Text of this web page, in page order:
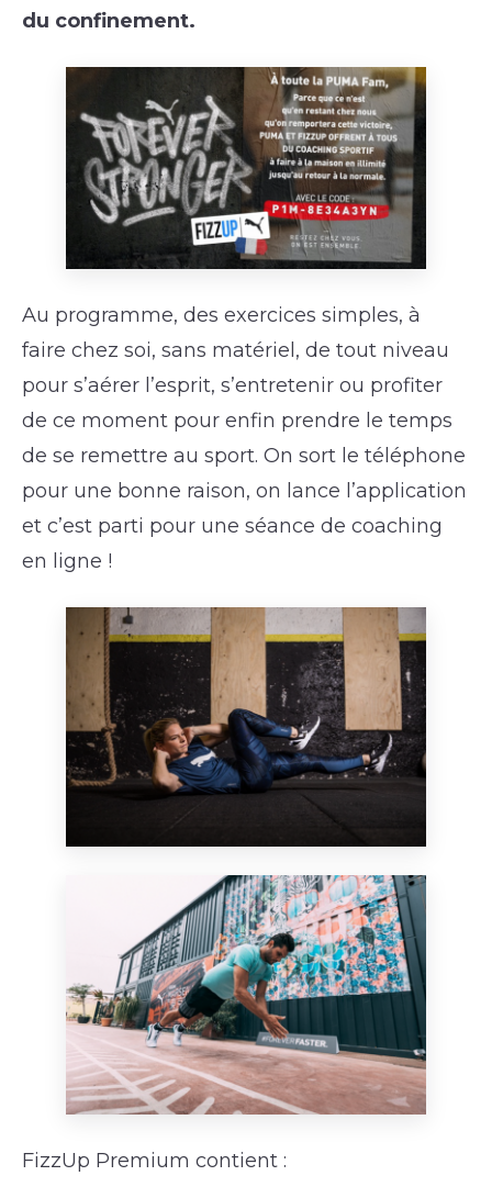
du confinement.
Au programme, des exercices simples, à
faire chez soi, sans matériel, de tout niveau
pour s’aérer l’esprit, s’entretenir ou profiter
de ce moment pour enfin prendre le temps
de se remettre au sport. On sort le téléphone
pour une bonne raison, on lance l’application
et c’est parti pour une séance de coaching
en ligne !
FizzUp Premium contient :